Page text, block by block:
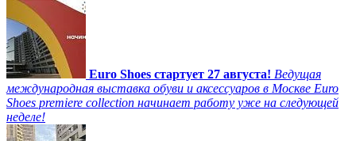
Euro Shoes стартует 27 августа! Ведущая
международная выставка обуви и аксессуаров в Москве Euro
Shoes premiere collection начинает работу уже на следующей
неделе!